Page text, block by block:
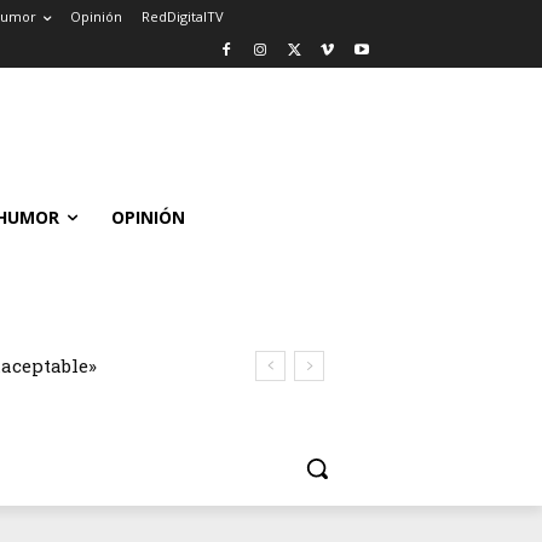
Opinión RedDigitalTV
OPINIÓN